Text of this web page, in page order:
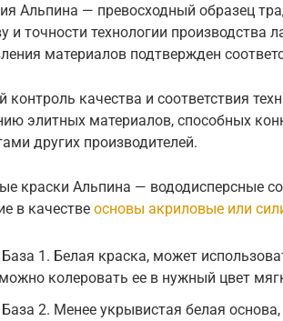
Альпина — превосходный образец
и точности технологии производства
материалов подтвержден
контроль качества и соответствия
элитных материалов, способных
других производителей.
краски Альпина — вододисперсные
в качестве основы акриловые или
База 1. Белая краска, может
можно колеровать ее в нужный цвет
База 2. Менее укрывистая белая